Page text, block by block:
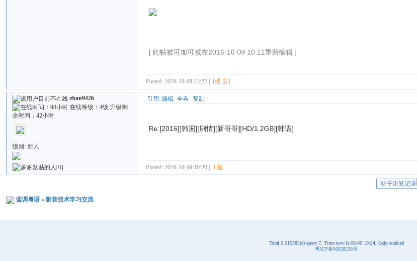
[ 此帖被可加可减在2016-10-09 10:11重新编辑 ]
Posted: 2016-10-08 23:27 | [楼 主]
zhan9426
级别: 新人
[0]
引用 编辑 全看 复制
Re:[2016][韩国][剧情][新哥哥][HD/1.2GB][韩语]
Posted: 2016-10-09 10:20 | 1 楼
帖子浏览记录
蓝调粤语 »影音技术学习交流
Total 0.015583(s) query 7, Time now is:08-06 19:24, Gzip enabled
粤ICP备06028238号